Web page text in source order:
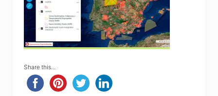
Share this...